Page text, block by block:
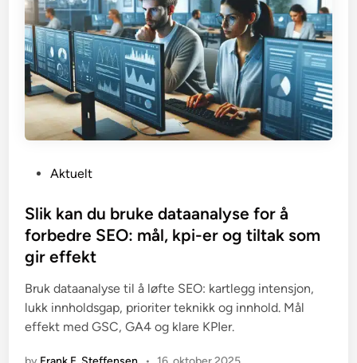
s
t
d
i
n
Aktuelt
Slik kan du bruke dataanalyse for å
forbedre SEO: mål, kpi-er og tiltak som
gir effekt
Bruk dataanalyse til å løfte SEO: kartlegg intensjon,
lukk innholdsgap, prioriter teknikk og innhold. Mål
effekt med GSC, GA4 og klare KPIer.